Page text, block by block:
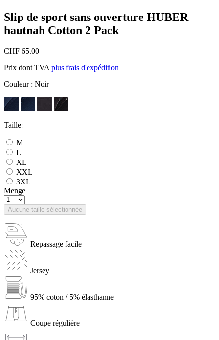
Slip de sport sans ouverture HUBER
hautnah Cotton 2 Pack
CHF 65.00
Prix dont TVA plus frais d'expédition
Couleur : Noir
Taille:
M
L
XL
XXL
3XL
Menge
Aucune taille sélectionnée
Repassage facile
Jersey
95% coton / 5% élasthanne
Coupe régulière